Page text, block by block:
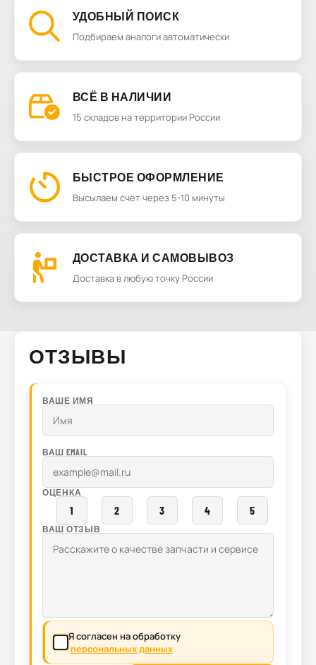
УДОБНЫЙ ПОИСК
Подбираем аналоги автоматически
ВСЁ В НАЛИЧИИ
15 складов на территории России
БЫСТРОЕ ОФОРМЛЕНИЕ
Высылаем счет через 5-10 минуты
ДОСТАВКА И САМОВЫВОЗ
Доставка в любую точку России
ОТЗЫВЫ
ВАШЕ ИМЯ
ВАШ EMAIL
ОЦЕНКА
1 2 3 4 5
ВАШ ОТЗЫВ
Я согласен на обработку
персональных данных